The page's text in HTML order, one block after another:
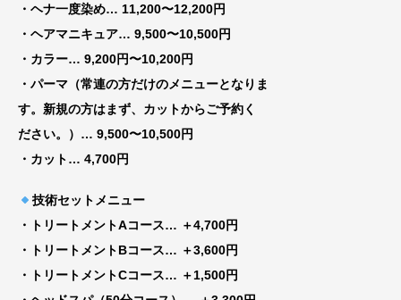
・ヘナ一度染め… 11,200〜12,200円
・ヘアマニキュア… 9,500〜10,500円
・カラー… 9,200円〜10,200円
・パーマ（常連の方だけのメニューとなりま
す。新規の方はまず、カットからご予約く
ださい。）… 9,500〜10,500円
・カット… 4,700円
技術セットメニュー
・トリートメントAコース… ＋4,700円
・トリートメントBコース… ＋3,600円
・トリートメントCコース… ＋1,500円